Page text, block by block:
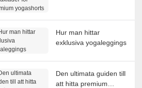
Hur man hittar
exklusiva yogaleggings
Den ultimata guiden till
att hitta premium